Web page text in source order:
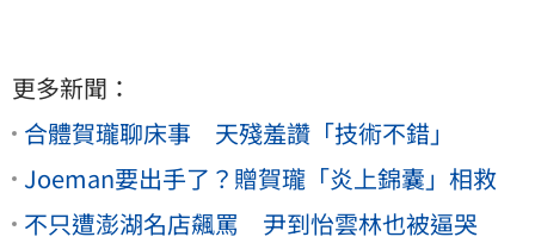
更多新聞：
合體賀瓏聊床事 天殘羞讚「技術不錯」
Joeman要出手了？贈賀瓏「炎上錦囊」相救
不只遭澎湖名店飆罵 尹到怡雲林也被逼哭